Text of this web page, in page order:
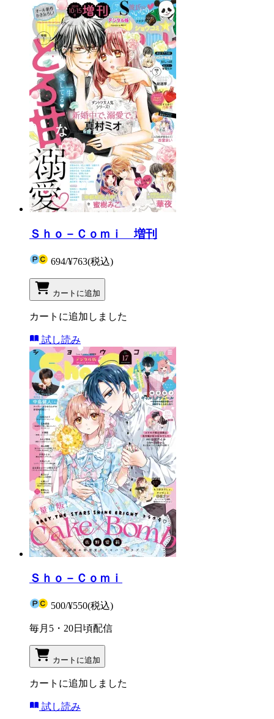
Ｓｈｏ－Ｃｏｍｉ 増刊
694/¥763(税込)
カートに追加
カートに追加しました
試し読み
Ｓｈｏ－Ｃｏｍｉ
500/¥550(税込)
毎月5・20日頃配信
カートに追加
カートに追加しました
試し読み